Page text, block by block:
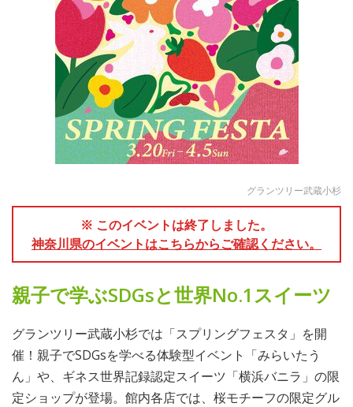
グランツリー武蔵小杉
※ このイベントは終了しました。
神奈川県のイベントはこちらからご確認ください。
親子で学ぶSDGsと世界No.1スイーツ
グランツリー武蔵小杉では「スプリングフェスタ」を開
催！親子でSDGsを学べる体験型イベント「みらいたう
ん」や、ギネス世界記録認定スイーツ「横浜バニラ」の限
定ショップが登場。館内各店では、桜モチーフの限定グル